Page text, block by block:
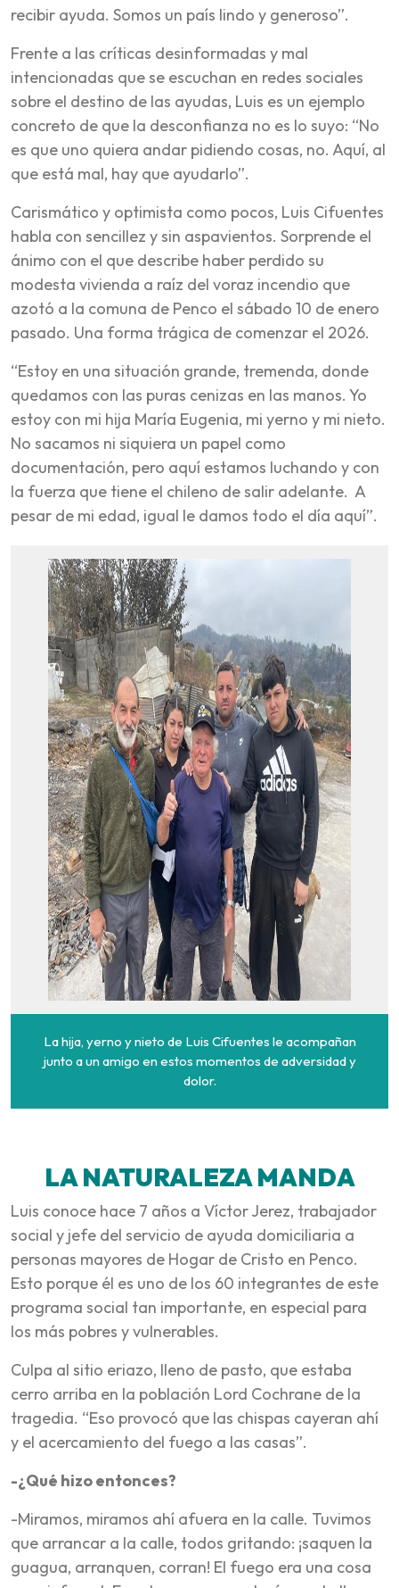
recibir ayuda. Somos un país lindo y generoso”.
Frente a las críticas desinformadas y mal
intencionadas que se escuchan en redes sociales
sobre el destino de las ayudas, Luis es un ejemplo
concreto de que la desconfianza no es lo suyo: “No
es que uno quiera andar pidiendo cosas, no. Aquí, al
que está mal, hay que ayudarlo”.
Carismático y optimista como pocos, Luis Cifuentes
habla con sencillez y sin aspavientos. Sorprende el
ánimo con el que describe haber perdido su
modesta vivienda a raíz del voraz incendio que
azotó a la comuna de Penco el sábado 10 de enero
pasado. Una forma trágica de comenzar el 2026.
“Estoy en una situación grande, tremenda, donde
quedamos con las puras cenizas en las manos. Yo
estoy con mi hija María Eugenia, mi yerno y mi nieto.
No sacamos ni siquiera un papel como
documentación, pero aquí estamos luchando y con
la fuerza que tiene el chileno de salir adelante. A
pesar de mi edad, igual le damos todo el día aquí”.
La hija, yerno y nieto de Luis Cifuentes le acompañan
junto a un amigo en estos momentos de adversidad y
dolor.
LA NATURALEZA MANDA
Luis conoce hace 7 años a Víctor Jerez, trabajador
social y jefe del servicio de ayuda domiciliaria a
personas mayores de Hogar de Cristo en Penco.
Esto porque él es uno de los 60 integrantes de este
programa social tan importante, en especial para
los más pobres y vulnerables.
Culpa al sitio eriazo, lleno de pasto, que estaba
cerro arriba en la población Lord Cochrane de la
tragedia. “Eso provocó que las chispas cayeran ahí
y el acercamiento del fuego a las casas”.
-¿Qué hizo entonces?
-Miramos, miramos ahí afuera en la calle. Tuvimos
que arrancar a la calle, todos gritando: ¡saquen la
guagua, arranquen, corran! El fuego era una cosa